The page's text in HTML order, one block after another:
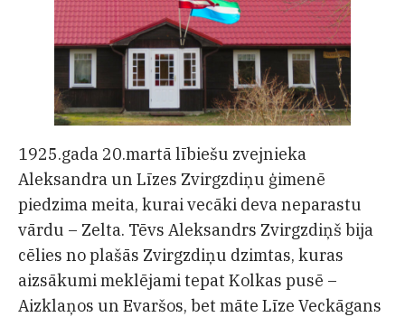
1925.gada 20.martā lībiešu zvejnieka
Aleksandra un Līzes Zvirgzdiņu ģimenē
piedzima meita, kurai vecāki deva neparastu
vārdu – Zelta. Tēvs Aleksandrs Zvirgzdiņš bija
cēlies no plašās Zvirgzdiņu dzimtas, kuras
aizsākumi meklējami tepat Kolkas pusē –
Aizklaņos un Evaršos, bet māte Līze Veckāgans